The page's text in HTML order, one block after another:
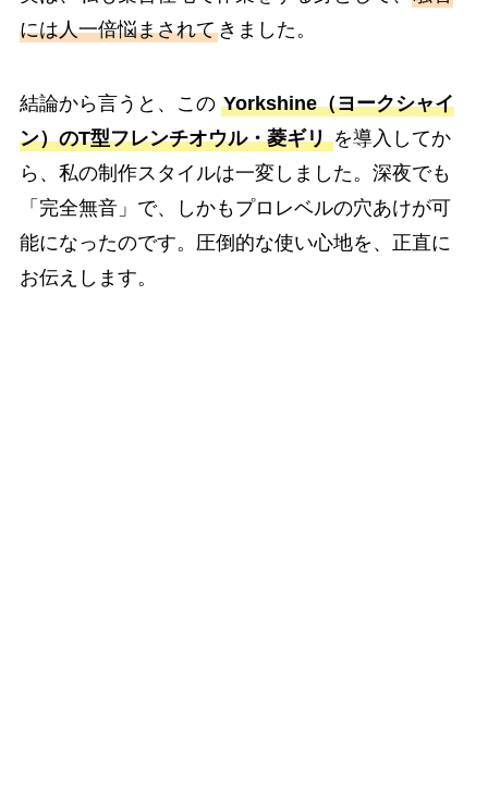
には人一倍悩まされてきました。
結論から言うと、この Yorkshine（ヨークシャイ
ン）のT型フレンチオウル・菱ギリ を導入してか
ら、私の制作スタイルは一変しました。深夜でも
「完全無音」で、しかもプロレベルの穴あけが可
能になったのです。圧倒的な使い心地を、正直に
お伝えします。